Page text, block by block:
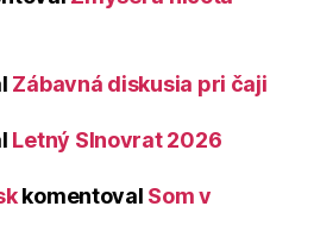
Zábavná diskusia pri čaji
Letný Slnovrat 2026
komentoval Som v